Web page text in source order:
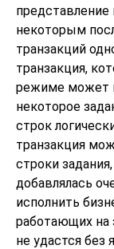
представление
некоторым
транзакций
транзакция,
режиме может
некоторое
строк
транзакция
строки
добавлялась
исполнить
работающих на
не удастся